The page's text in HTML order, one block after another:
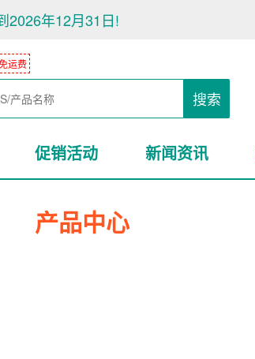
年12月31日!
运费
搜索
促销活动 新闻资讯
产品中心